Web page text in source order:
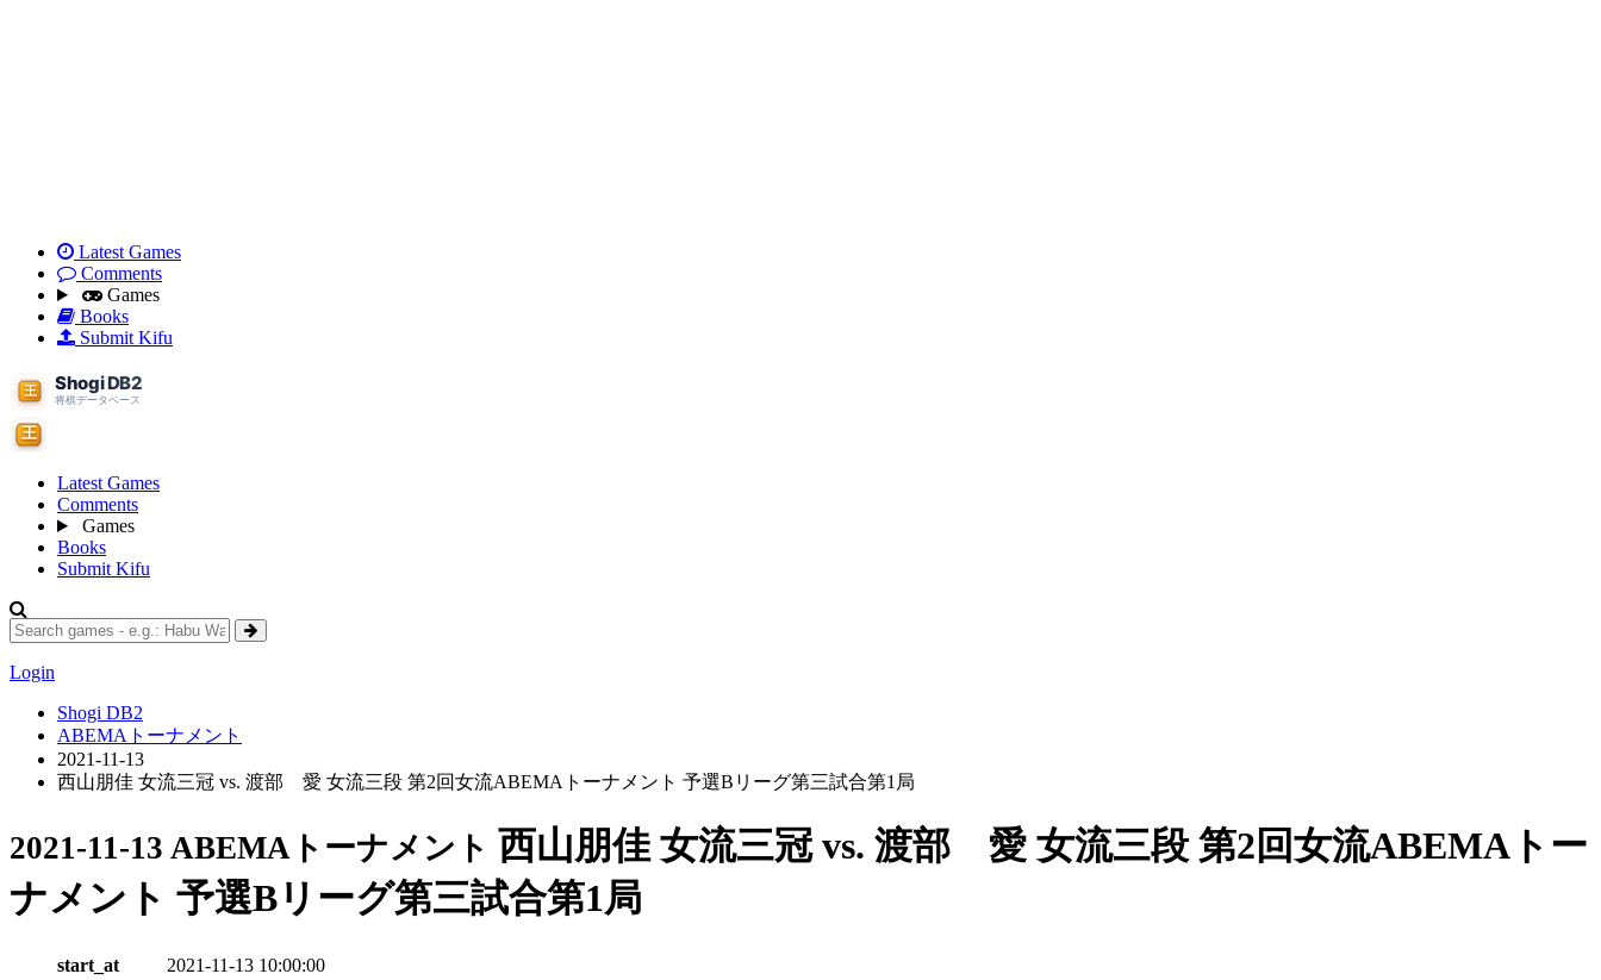
Latest Games
Comments
Games
Books
Submit Kifu
Latest Games
Comments
Games
Books
Submit Kifu
Login
Shogi DB2
ABEMAトーナメント
2021-11-13
西山朋佳 女流三冠 vs. 渡部 愛 女流三段 第2回女流ABEMAトーナメント 予選Bリーグ第三試合第1局
2021-11-13 ABEMAトーナメント 西山朋佳 女流三冠 vs. 渡部 愛 女流三段 第2回女流ABEMAトー
ナメント 予選Bリーグ第三試合第1局
start_at
2021-11-13 10:00:00